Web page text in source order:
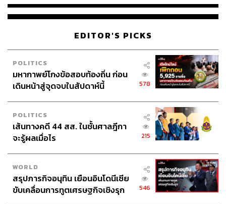
EDITOR'S PICKS
POLITICS
มหากาพย์โกงข้อสอบท้องถิ่น ก่อน
เดินหน้าสู่จุดจบในสัปดาห์นี้
578
POLITICS
เส้นทางคดี 44 สส. ในชั้นศาลฎีกา
จะรู้ผลเมื่อไร
215
WORLD
สรุปภารกิจอนุทิน เยือนอินโดนีเซีย
ขับเคลื่อนการทูตเศรษฐกิจเชิงรุก
546